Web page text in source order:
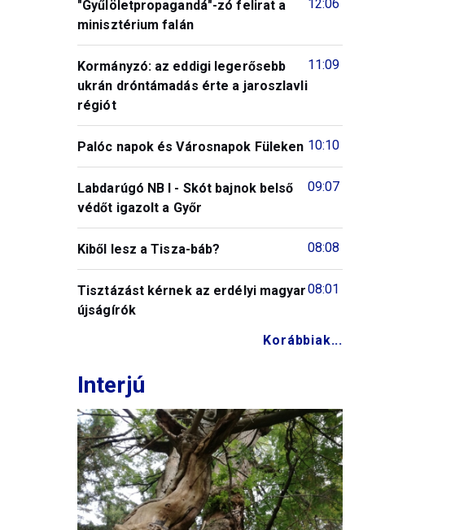
12:06
"Gyűlöletpropagandá"-zó felirat a
minisztérium falán
11:09
Kormányzó: az eddigi legerősebb
ukrán dróntámadás érte a jaroszlavli
régiót
10:10
Palóc napok és Városnapok Füleken
09:07
Labdarúgó NB I - Skót bajnok belső
védőt igazolt a Győr
08:08
Kiből lesz a Tisza-báb?
08:01
Tisztázást kérnek az erdélyi magyar
újságírók
Korábbiak...
Interjú